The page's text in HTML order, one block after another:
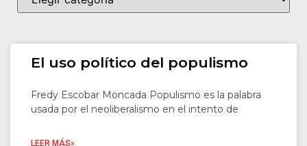
El uso político del populismo
Fredy Escobar Moncada Populismo es la palabra
usada por el neoliberalismo en el intento de
LEER MÁS»